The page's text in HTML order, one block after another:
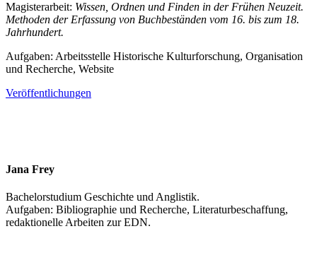
Magisterarbeit: Wissen, Ordnen und Finden in der Frühen Neuzeit.
Methoden der Erfassung von Buchbeständen vom 16. bis zum 18.
Jahrhundert.
Aufgaben: Arbeitsstelle Historische Kulturforschung, Organisation
und Recherche, Website
Veröffentlichungen
Jana Frey
Bachelorstudium Geschichte und Anglistik.
Aufgaben: Bibliographie und Recherche, Literaturbeschaffung,
redaktionelle Arbeiten zur EDN.